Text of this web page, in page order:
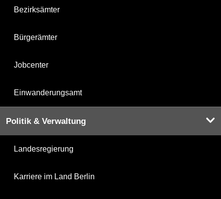
Bezirksämter
Bürgerämter
Jobcenter
Einwanderungsamt
Politik & Verwaltung
Landesregierung
Karriere im Land Berlin